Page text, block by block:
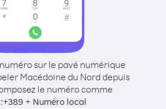
sur le pavé numérique
Macédoine du Nord depuis
le numéro comme
+389 + Numéro local